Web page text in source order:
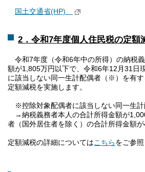
国土交通省(HP)
2．令和7年度個人住民税の定額
令和7年度（令和6年中の所得）の納税
額が1,805万円以下で、令和6年12月31日
に該当しない同一生計配偶者（※）を有
定額減税を実施します。
※控除対象配偶者に該当しない同一生計
→納税義務者本人の合計所得金額が
者（国外居住者を除く）の合計所得金額が
定額減税の詳細についてはこちらをご参照